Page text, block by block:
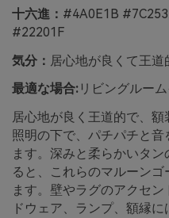
十六進： #4A0E1B
#22201F
気分： 居心地が良くて王道
最適な場合: リビングルー
居心地が良く王道的で、
照明の下で、パチパチと
ます。深みと柔らかいタ
ると、これらのマルーン
ます。壁やラグのアクセ
ドウェア、ランプ、額縁